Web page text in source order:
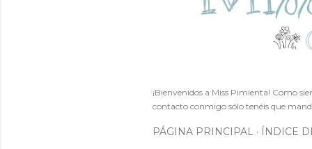
¡Bienvenidos a Miss Pimienta! Como
contacto conmigo sólo tenéis que
PÁGINA PRINCIPAL ÍNDICE